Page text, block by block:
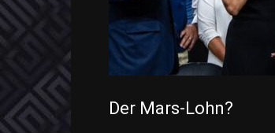
Der Mars-Lohn?